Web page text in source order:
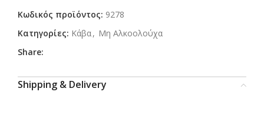
Κωδικός προϊόντος: 9278
Κατηγορίες: Κάβα, Μη Αλκοολούχα
Share:
Shipping & Delivery